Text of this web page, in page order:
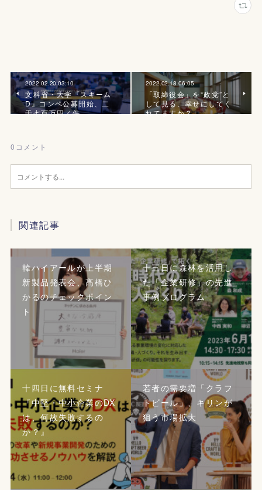
2022.02.20 03:10
文科省・大学『スキーム
D』コンペ公募開始、二
千七百万円／件
2022.02.18 06:05
「取締役会」を“政党”と
して見る、幸せにしてく
れてますか？
0 コメント
関連記事
韓ハイアールが上半期
新製品発表会、髙橋ひ
かるのチェックポイン
ト
十三日に森林を活用し
た「企業研修」の先進
事例プログラム
十四日に無料セミナ
『中堅・中小企業のDX
は、何故失敗するの
か？』
若者の需要増「クラフ
トビール」、キリンが
狙う市場拡大